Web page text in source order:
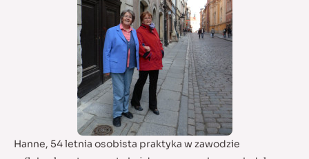
Hanne, 54 letnia osobista praktyka w zawodzie